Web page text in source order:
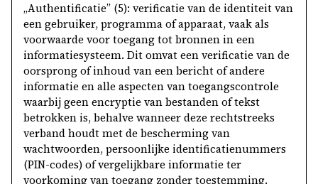
„Authentificatie” (5): verificatie van de identiteit van
een gebruiker, programma of apparaat, vaak als
voorwaarde voor toegang tot bronnen in een
informatiesysteem. Dit omvat een verificatie van de
oorsprong of inhoud van een bericht of andere
informatie en alle aspecten van toegangscontrole
waarbij geen encryptie van bestanden of tekst
betrokken is, behalve wanneer deze rechtstreeks
verband houdt met de bescherming van
wachtwoorden, persoonlijke identificatienummers
(PIN-codes) of vergelijkbare informatie ter
voorkoming van toegang zonder toestemming.